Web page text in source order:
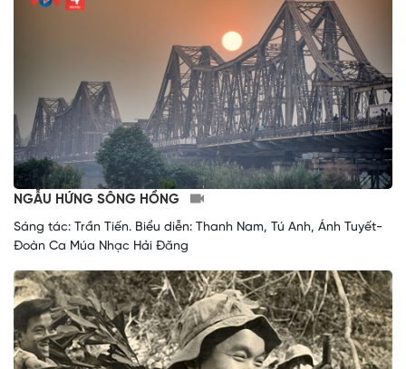
NGẪU HỨNG SÔNG HỒNG
Sáng tác: Trần Tiến. Biểu diễn: Thanh Nam, Tú Anh, Ánh Tuyết-
Đoàn Ca Múa Nhạc Hải Đăng